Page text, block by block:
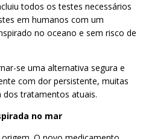
todos os testes necessários
em humanos com um
no oceano e sem risco de
se uma alternativa segura e
com dor persistente, muitas
dos tratamentos atuais.
no mar